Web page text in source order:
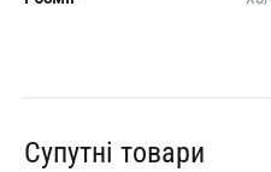
Супутні товари